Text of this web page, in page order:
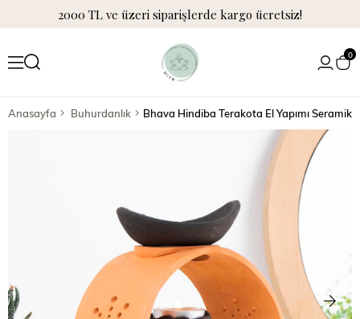
2000 TL ve üzeri siparişlerde kargo ücretsiz!
0
Anasayfa Buhurdanlık Bhava Hindiba Terakota El Yapımı Seramik